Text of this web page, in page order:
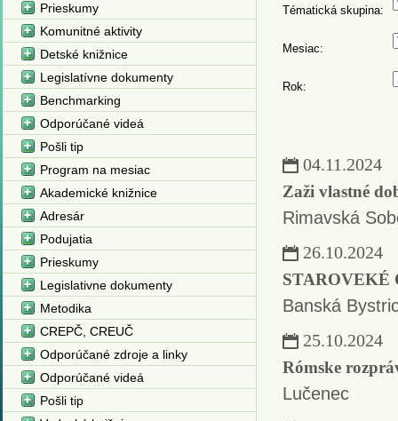
Tématická skupina:
Mesiac:
Rok:
04.11.2024
Zaži vlastné
Rimavská
26.10.2024
STAROVEKÉ
Banská
25.10.2024
Rómske
Lučenec
Prieskumy
Komunitné aktivity
Detské knižnice
Legislatívne dokumenty
Benchmarking
Odporúčané videá
Pošli tip
Program na mesiac
Akademické knižnice
Adresár
Podujatia
Prieskumy
Legislativne dokumenty
Metodika
CREPČ, CREUČ
Odporúčané zdroje a linky
Odporúčané videá
Pošli tip